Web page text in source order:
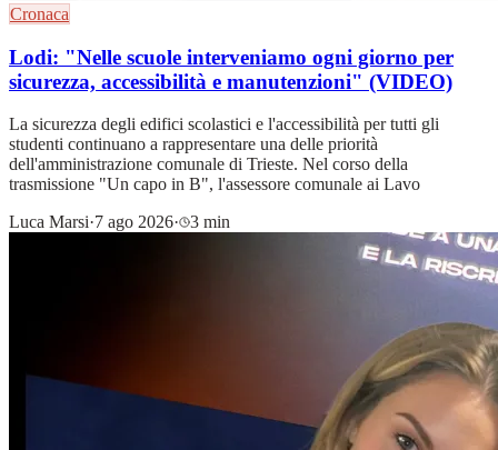
Cronaca
Lodi: "Nelle scuole interveniamo ogni giorno per
sicurezza, accessibilità e manutenzioni" (VIDEO)
La sicurezza degli edifici scolastici e l'accessibilità per tutti gli
studenti continuano a rappresentare una delle priorità
dell'amministrazione comunale di Trieste. Nel corso della
trasmissione "Un capo in B", l'assessore comunale ai Lavo
Luca Marsi·7 ago 2026· 3 min